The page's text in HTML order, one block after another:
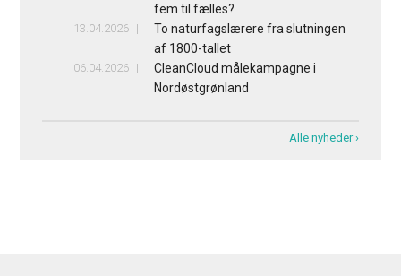
fem til fælles?
13.04.2026
To naturfagslærere fra slutningen
af 1800-tallet
06.04.2026
CleanCloud målekampagne i
Nordøstgrønland
Alle nyheder ›